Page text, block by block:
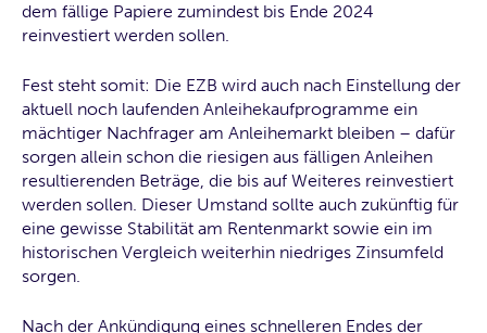
dem fällige Papiere zumindest bis Ende 2024
reinvestiert werden sollen.
Fest steht somit: Die EZB wird auch nach Einstellung der
aktuell noch laufenden Anleihekaufprogramme ein
mächtiger Nachfrager am Anleihemarkt bleiben – dafür
sorgen allein schon die riesigen aus fälligen Anleihen
resultierenden Beträge, die bis auf Weiteres reinvestiert
werden sollen. Dieser Umstand sollte auch zukünftig für
eine gewisse Stabilität am Rentenmarkt sowie ein im
historischen Vergleich weiterhin niedriges Zinsumfeld
sorgen.
Nach der Ankündigung eines schnelleren Endes der